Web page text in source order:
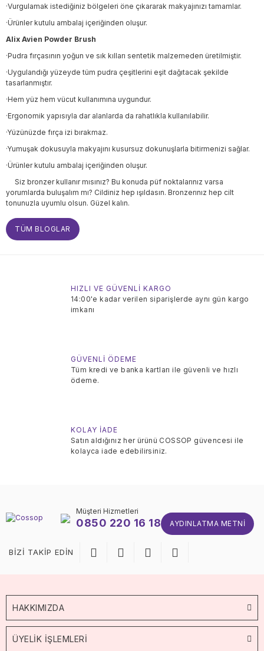
·Vurgulamak istediğiniz bölgeleri öne çıkararak makyajınızı tamamlar.
·Ürünler kutulu ambalaj içeriğinden oluşur.
Alix Avien Powder Brush
·Pudra fırçasının yoğun ve sık kılları sentetik malzemeden üretilmiştir.
·Uygulandığı yüzeyde tüm pudra çeşitlerini eşit dağıtacak şekilde
tasarlanmıştır.
·Hem yüz hem vücut kullanımına uygundur.
·Ergonomik yapısıyla dar alanlarda da rahatlıkla kullanılabilir.
·Yüzünüzde fırça izi bırakmaz.
·Yumuşak dokusuyla makyajını kusursuz dokunuşlarla bitirmenizi sağlar.
·Ürünler kutulu ambalaj içeriğinden oluşur.
Siz bronzer kullanır mısınız? Bu konuda püf noktalarınız varsa
yorumlarda buluşalım mı? Cildiniz hep ışıldasın. Bronzerınız hep cilt
tonunuzla uyumlu olsun. Güzel kalın.
TÜM BLOGLAR
HIZLI VE GÜVENLİ KARGO
14:00'e kadar verilen siparişlerde aynı gün kargo
imkanı
GÜVENLİ ÖDEME
Tüm kredi ve banka kartları ile güvenli ve hızlı
ödeme.
KOLAY İADE
Satın aldığınız her ürünü COSSOP güvencesi ile
kolayca iade edebilirsiniz.
Müşteri Hizmetleri
0850 220 16 18 AYDINLATMA METNI
BİZİ TAKİP EDİN
HAKKIMIZDA
ÜYELİK İŞLEMLERİ